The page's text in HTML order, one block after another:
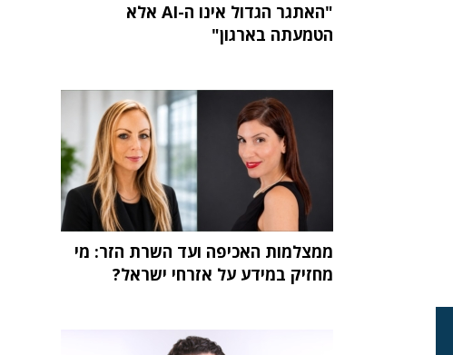
"האתגר הגדול אינו ה-AI אלא
הטמעתה בארגון"
ממצלמות האכיפה ועד השרת הזר: מי
מחזיק במידע על אזרחי ישראל?